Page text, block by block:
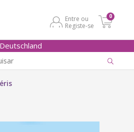
Entre ou
Registe-se
0
Deutschland